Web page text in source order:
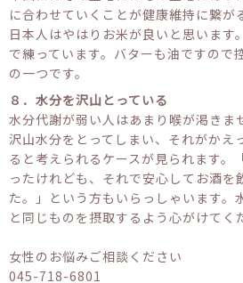
に合わせていくことが健康維持に繋が
日本人はやはりお米が良いと思います
で練っています。バターも油ですので
の一つです。
８．水分を沢山とっている
水分代謝が弱い人はあまり喉が渇きま
沢山水分をとってしまい、それがかえ
ると考えられるケースが見られます。
ったけれども、それで安心してお酒を
た。」という方もいらっしゃいます。
と同じものを摂取するよう心がけてく
女性のお悩みご相談ください
045-718-6801